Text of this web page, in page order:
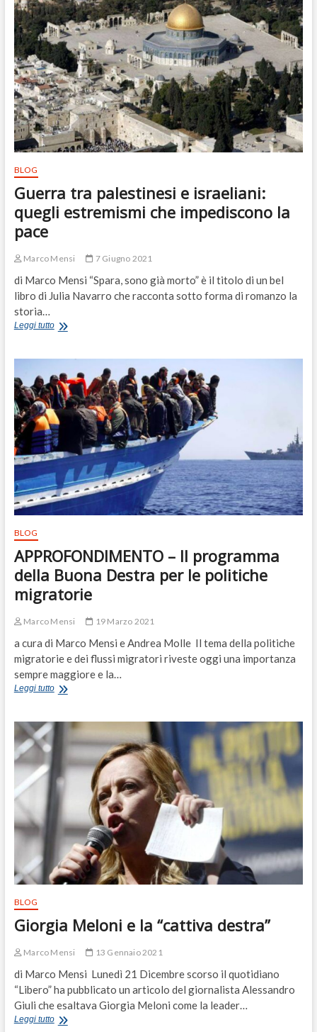
Genova”
da
esportare
in
tutta
Italia
BLOG
Guerra tra palestinesi e israeliani:
quegli estremismi che impediscono la
pace
Marco Mensi 7 Giugno 2021
di Marco Mensi “Spara, sono già morto” è il titolo di un bel
libro di Julia Navarro che racconta sotto forma di romanzo la
storia…
Leggi tuttoGuerra
israeliani:
quegli
estremismi
che
impediscono
la
pace
BLOG
APPROFONDIMENTO – Il programma
della Buona Destra per le politiche
migratorie
Marco Mensi 19 Marzo 2021
a cura di Marco Mensi e Andrea Molle Il tema della politiche
migratorie e dei flussi migratori riveste oggi una importanza
sempre maggiore e la…
Leggi tuttoAPPROFONDIMENTO
della
per
le
migratorie
BLOG
Giorgia Meloni e la “cattiva destra”
Marco Mensi 13 Gennaio 2021
di Marco Mensi Lunedì 21 Dicembre scorso il quotidiano
“Libero” ha pubblicato un articolo del giornalista Alessandro
Giuli che esaltava Giorgia Meloni come la leader…
Leggi tuttoGiorgia